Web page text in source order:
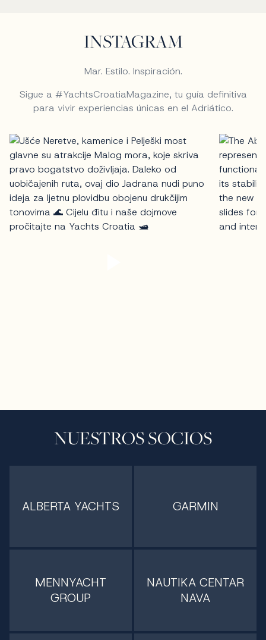
INSTAGRAM
Mar. Estilo. Inspiración.
Sigue a #YachtsCroatiaMagazine, tu guía definitiva
para vivir experiencias únicas en el Adriático.
NUESTROS SOCIOS
ALBERTA YACHTS GARMIN
MENNYACHT
GROUP
NAUTIKA CENTAR
NAVA